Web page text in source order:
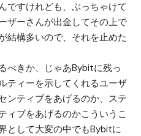
ですけれども、ぶっちゃけて
ザーさんが出金してその上で
結構多いので、それを止めた
べきか、じゃあBybitに残っ
ティーを示してくれるユーザ
ンティブをあげるのか、ステ
ィブをあげるのかこういうこ
として大変の中でもBybitに